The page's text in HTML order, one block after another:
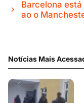
Barcelona
ao o
Notícias Mais